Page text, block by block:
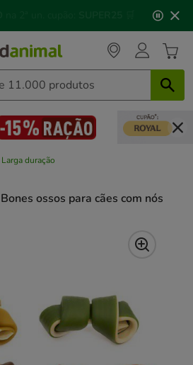
Larga duração
ossos para cães com nós